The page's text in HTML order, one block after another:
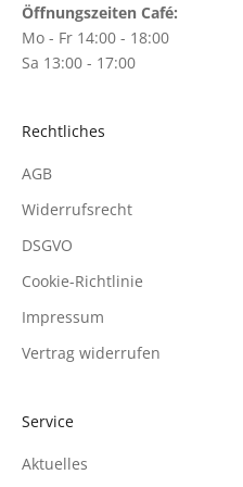
Öffnungszeiten Café:
Mo - Fr 14:00 - 18:00
Sa 13:00 - 17:00
Rechtliches
AGB
Widerrufsrecht
DSGVO
Cookie-Richtlinie
Impressum
Vertrag widerrufen
Service
Aktuelles